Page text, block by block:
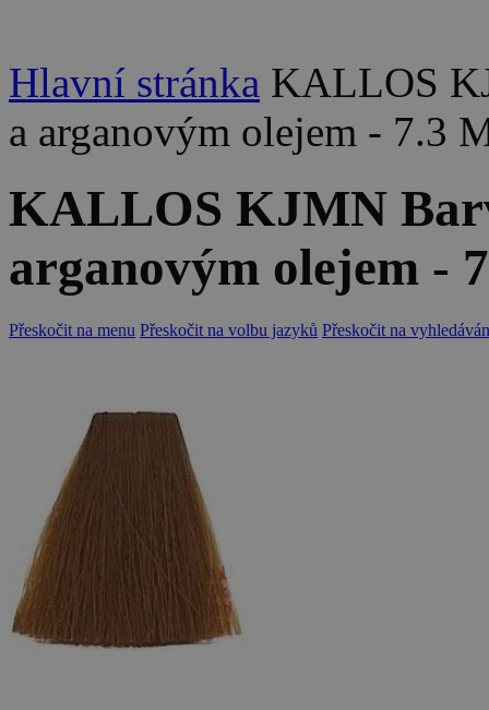
Hlavní stránka KALLOS
a arganovým olejem - 7.3
KALLOS KJMN
arganovým olejem -
Přeskočit na menu Přeskočit na volbu jazyků Přeskočit na